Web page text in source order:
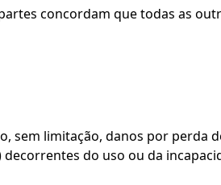
concordam que todas as
sem limitação, danos por perda
do uso ou da